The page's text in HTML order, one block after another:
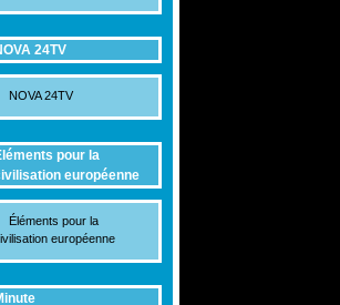
24TV
NOVA 24TV
pour la
européenne
Éléments pour la
européenne